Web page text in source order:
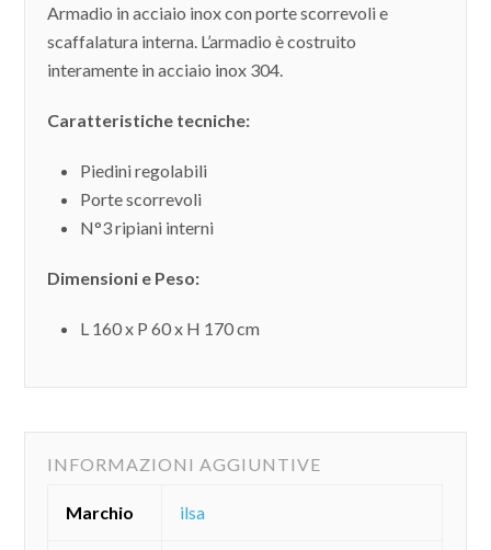
Armadio in acciaio inox con porte scorrevoli e
scaffalatura interna. L’armadio è costruito
interamente in acciaio inox 304.
Caratteristiche tecniche:
Piedini regolabili
Porte scorrevoli
N°3 ripiani interni
Dimensioni e Peso:
L 160 x P 60 x H 170 cm
INFORMAZIONI AGGIUNTIVE
Marchio ilsa